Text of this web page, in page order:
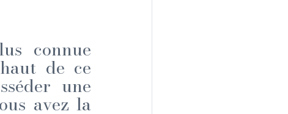
connue
de ce
une
avez la